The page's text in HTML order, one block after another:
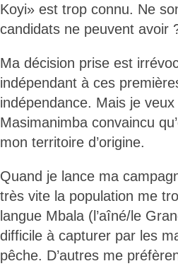
Koyi» est trop connu. Ne
candidats ne peuvent avoir
Ma décision prise est
indépendant à ces
indépendance. Mais je
Masimanimba convaincu
mon territoire d’origine.
Quand je lance ma
très vite la population me
langue Mbala (l’aîné/le
difficile à capturer par les
pêche. D’autres me